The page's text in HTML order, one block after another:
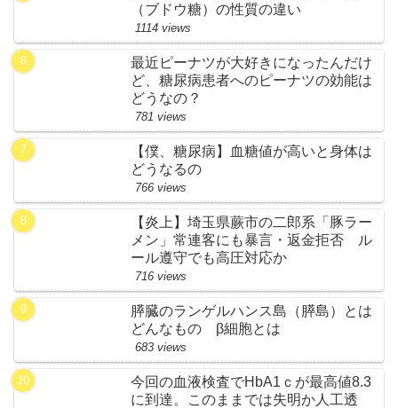
（ブドウ糖）の性質の違い
1114 views
最近ピーナツが大好きになったんだけ
ど、糖尿病患者へのピーナツの効能は
どうなの？
781 views
【僕、糖尿病】血糖値が高いと身体は
どうなるの
766 views
【炎上】埼玉県蕨市の二郎系「豚ラー
メン」常連客にも暴言・返金拒否 ル
ール遵守でも高圧対応か
716 views
膵臓のランゲルハンス島（膵島）とは
どんなもの β細胞とは
683 views
今回の血液検査でHbA1ｃが最高値8.3
に到達。このままでは失明か人工透